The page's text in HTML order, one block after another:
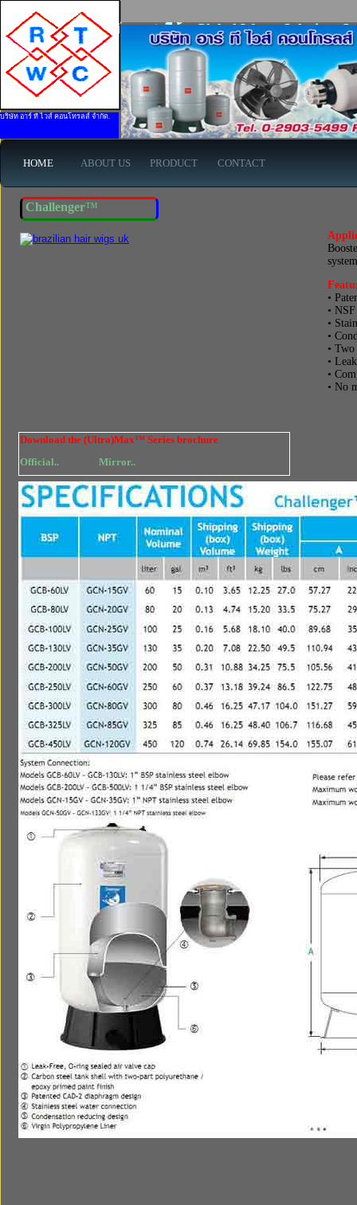
Challenger (ภาษาอังกฤษ) ยี่ห้อ Global Water Solutions
บริษัท อาร์ ที ไวส์ คอนโทรลส์ จำกัด.
HOME ABOUT US PRODUCT CONTACT
Challenger™
•
•
•
•
•
•
•
• No
Download the (Ultra)Max™ Series brochure
Official..
Mirror..